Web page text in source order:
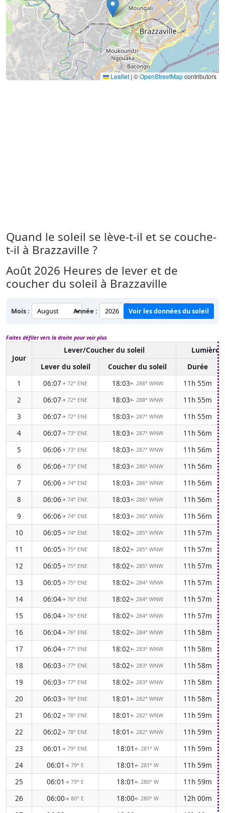
Leaflet | ©OpenStreetMapcontributors
Quand le soleil se lève-t-il et se couche-
t-il à Brazzaville ?
Août 2026 Heures de lever et de
coucher du soleil à Brazzaville
Mois : Année : Voir les données du soleil
Faites défiler vers la droite pour voir plus
Jour
Lever/Coucher du soleil
Lumière
Lever du soleil
Coucher du soleil
Durée
1
06:07↑72° ENE 18:03↑ 288° WNW
11h 55m
2
06:07↑72° ENE 18:03↑ 288° WNW
11h 55m
3
06:07↑72° ENE 18:03↑ 287° WNW
11h 55m
4
06:07↑73° ENE 18:03↑ 287° WNW
11h 56m
5
06:06↑73° ENE 18:03↑ 287° WNW
11h 56m
6
06:06↑73° ENE 18:03↑ 286° WNW
11h 56m
7
06:06↑ 74° ENE 18:03↑ 286° WNW
11h 56m
8
06:06↑ 74° ENE 18:03↑ 286° WNW
11h 56m
9
06:06↑ 74° ENE 18:03↑ 286° WNW
11h 56m
10
06:05↑ 74° ENE 18:02↑ 285° WNW
11h 57m
11
06:05↑ 75° ENE 18:02↑ 285° WNW
11h 57m
12
06:05↑ 75° ENE 18:02↑ 285° WNW
11h 57m
13
06:05↑ 75° ENE 18:02↑ 284° WNW
11h 57m
14
06:04↑ 76° ENE 18:02↑ 284° WNW
11h 57m
15
06:04↑ 76° ENE 18:02↑ 284° WNW
11h 57m
16
06:04↑ 76° ENE 18:02↑ 284° WNW
11h 58m
17
06:04↑ 77° ENE 18:02↑ 283° WNW
11h 58m
18
06:03↑ 77° ENE 18:02↑ 283° WNW
11h 58m
19
06:03↑ 77° ENE 18:02↑ 283° WNW
11h 58m
20
06:03↑ 78° ENE 18:01 ↑ 282° WNW
11h 58m
21
06:02↑ 78° ENE 18:01 ↑ 282° WNW
11h 59m
22
06:02↑ 78° ENE 18:01 ↑ 282° WNW
11h 59m
23
06:01 ↑ 79° ENE 18:01 ↑ 281° W
11h 59m
24
06:01 ↑ 79° E 18:01 ↑ 281° W
11h 59m
25
06:01 ↑ 79° E 18:01 ↑ 280° W
11h 59m
26
06:00↑ 80° E 18:00↑ 280° W
12h 00m